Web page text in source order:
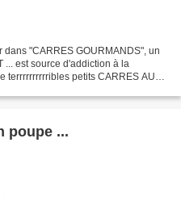
"CARRES GOURMANDS", un
... est source d'addiction à la
petits CARRES AUX
poupe ...